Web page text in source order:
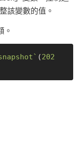
該變數的值。
。
(202